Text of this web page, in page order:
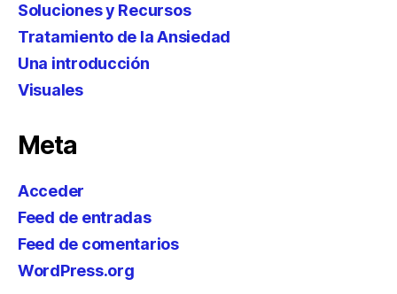
Soluciones y Recursos
Tratamiento de la Ansiedad
Una introducción
Visuales
Meta
Acceder
Feed de entradas
Feed de comentarios
WordPress.org